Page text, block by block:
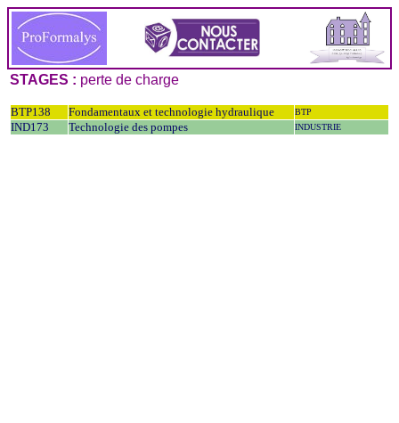
STAGES : perte de charge
BTP138 Fondamentaux et technologie hydraulique BTP
IND173 Technologie des pompes INDUSTRIE